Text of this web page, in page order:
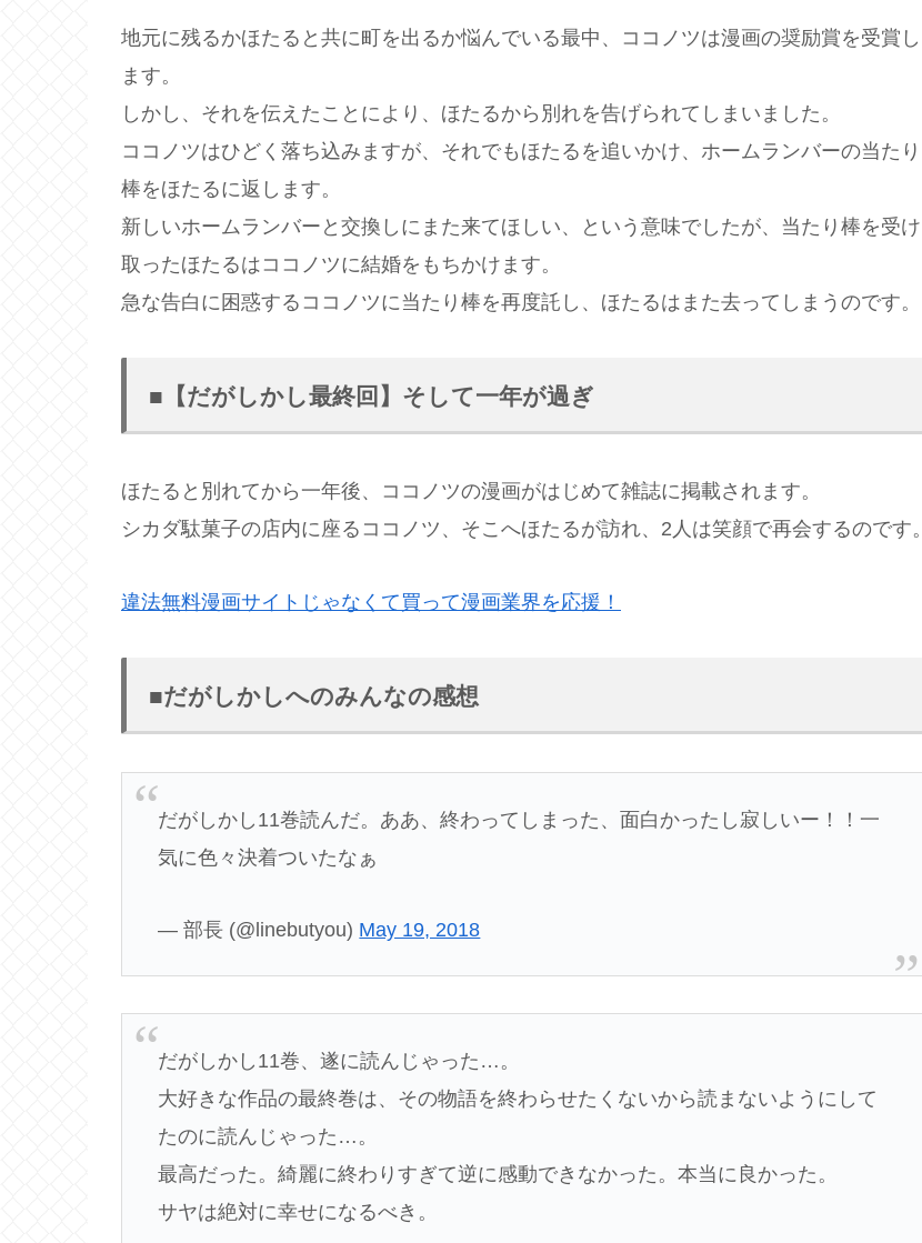
地元に残るかほたると共に町を出るか悩んでいる最中、ココノツは漫画の奨励賞を受賞し
ます。
しかし、それを伝えたことにより、ほたるから別れを告げられてしまいました。
ココノツはひどく落ち込みますが、それでもほたるを追いかけ、ホームランバーの当たり
棒をほたるに返します。
新しいホームランバーと交換しにまた来てほしい、という意味でしたが、当たり棒を受け
取ったほたるはココノツに結婚をもちかけます。
急な告白に困惑するココノツに当たり棒を再度託し、ほたるはまた去ってしまうのです。
■【だがしかし最終回】そして一年が過ぎ
ほたると別れてから一年後、ココノツの漫画がはじめて雑誌に掲載されます。
シカダ駄菓子の店内に座るココノツ、そこへほたるが訪れ、2人は笑顔で再会するのです。
違法無料漫画サイトじゃなくて買って漫画業界を応援！
■だがしかしへのみんなの感想
だがしかし11巻読んだ。ああ、終わってしまった、面白かったし寂しいー！！一
気に色々決着ついたなぁ
— 部長 (@linebutyou) May 19, 2018
だがしかし11巻、遂に読んじゃった…。
大好きな作品の最終巻は、その物語を終わらせたくないから読まないようにして
たのに読んじゃった…。
最高だった。綺麗に終わりすぎて逆に感動できなかった。本当に良かった。
サヤは絶対に幸せになるべき。